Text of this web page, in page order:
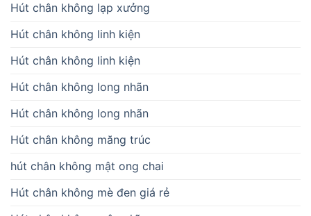
Hút chân không lạp xưởng
Hút chân không linh kiện
Hút chân không linh kiện
Hút chân không long nhãn
Hút chân không long nhãn
Hút chân không măng trúc
hút chân không mật ong chai
Hút chân không mè đen giá rẻ